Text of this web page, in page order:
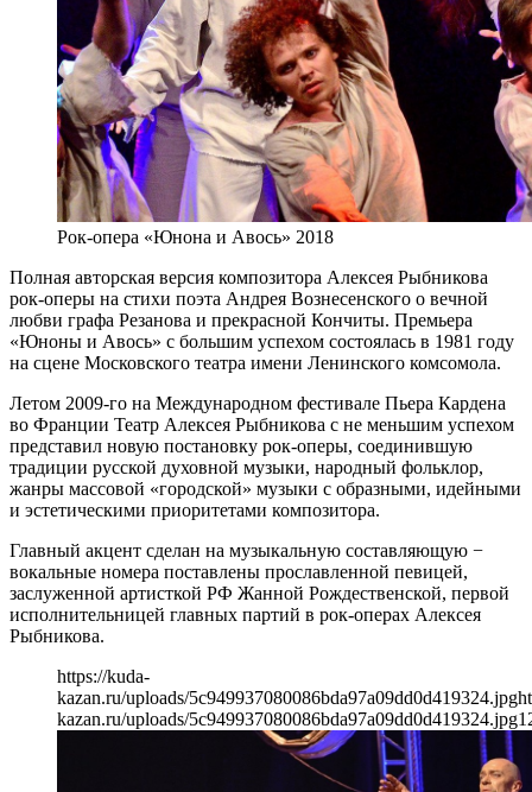
Рок-опера «Юнона и Авось» 2018
Полная авторская версия композитора Алексея Рыбникова
рок-оперы на стихи поэта Андрея Вознесенского о вечной
любви графа Резанова и прекрасной Кончиты. Премьера
«Юноны и Авось» с большим успехом состоялась в 1981 году
на сцене Московского театра имени Ленинского комсомола.
Летом 2009-го на Международном фестивале Пьера Кардена
во Франции Театр Алексея Рыбникова с не меньшим успехом
представил новую постановку рок-оперы, соединившую
традиции русской духовной музыки, народный фольклор,
жанры массовой «городской» музыки с образными, идейными
и эстетическими приоритетами композитора.
Главный акцент сделан на музыкальную составляющую −
вокальные номера поставлены прославленной певицей,
заслуженной артисткой РФ Жанной Рождественской, первой
исполнительницей главных партий в рок-операх Алексея
Рыбникова.
https://kuda-
kazan.ru/uploads/5c949937080086bda97a09dd0d419324.jpg
kazan.ru/uploads/5c949937080086bda97a09dd0d419324.jpg